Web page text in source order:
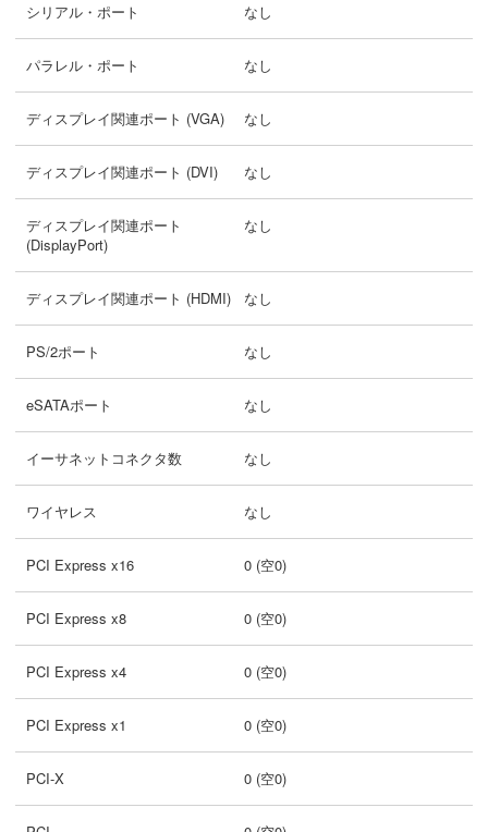
シリアル・ポート なし
パラレル・ポート なし
ディスプレイ関連ポート (VGA) なし
ディスプレイ関連ポート (DVI) なし
ディスプレイ関連ポート
(DisplayPort)
なし
ディスプレイ関連ポート (HDMI) なし
PS/2ポート なし
eSATAポート なし
イーサネットコネクタ数 なし
ワイヤレス なし
PCI Express x16 0 (空0)
PCI Express x8 0 (空0)
PCI Express x4 0 (空0)
PCI Express x1 0 (空0)
PCI-X 0 (空0)